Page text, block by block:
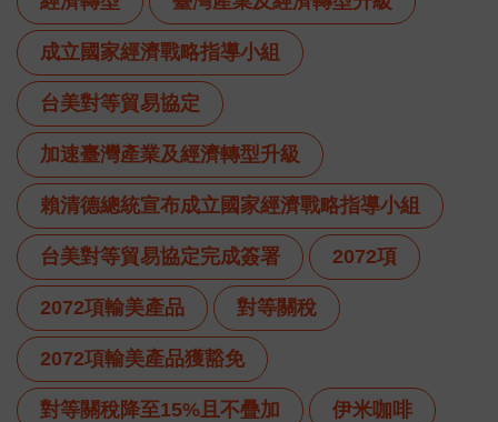
成立國家經濟戰略指導小組
台美對等貿易協定
加速臺灣產業及經濟轉型升級
賴清德總統宣布成立國家經濟戰略指導小組
台美對等貿易協定完成簽署 2072項
2072項輸美產品 對等關稅
2072項輸美產品獲豁免
對等關稅降至15%且不疊加 伊米咖啡